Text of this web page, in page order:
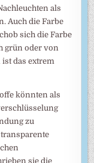
als
Auch die Farbe
sich die Farbe
grün oder von
das extrem
könnten als
zu
sie die